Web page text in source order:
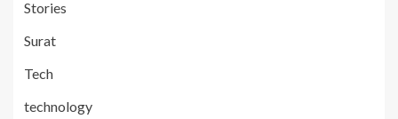
Stories
Surat
Tech
technology